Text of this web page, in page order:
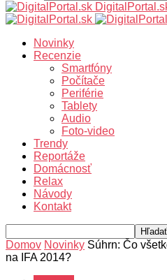
Novinky
Recenzie
Smartfóny
Počítače
Periférie
Tablety
Audio
Foto-video
Trendy
Reportáže
Domácnosť
Relax
Návody
Kontakt
Domov Novinky Súhrn: Čo
na IFA 2014?